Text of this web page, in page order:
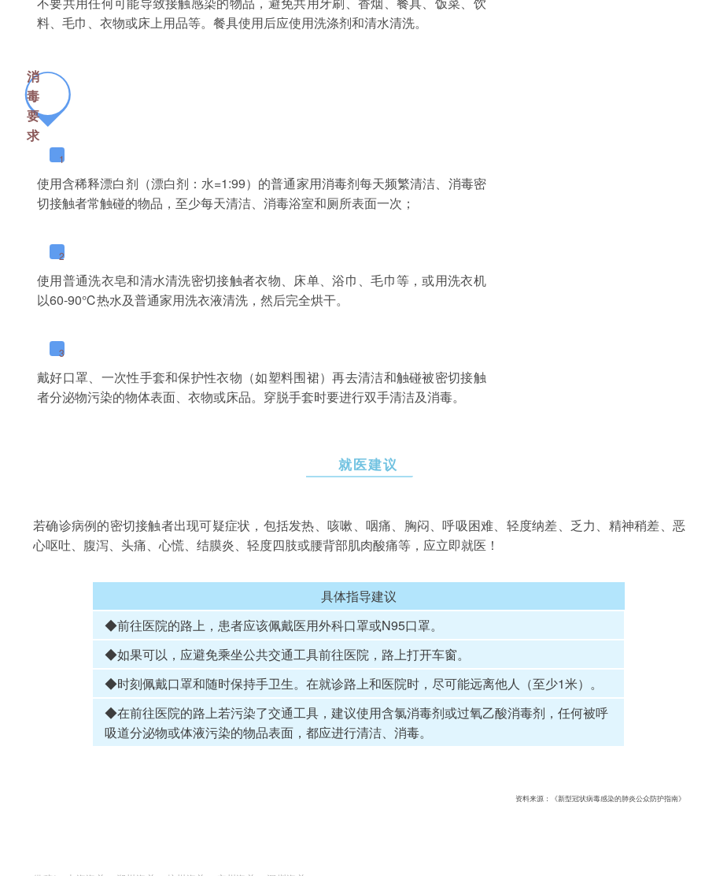
料、毛巾、衣物或床上用品等。餐具使用后应使用洗涤剂和清水清洗。
消
毒
要
求
1
使用含稀释漂白剂（漂白剂：水=1:99）的普通家用消毒剂每天频繁清洁、消毒密
切接触者常触碰的物品，至少每天清洁、消毒浴室和厕所表面一次；
2
使用普通洗衣皂和清水清洗密切接触者衣物、床单、浴巾、毛巾等，或用洗衣机
以60-90℃热水及普通家用洗衣液清洗，然后完全烘干。
3
戴好口罩、一次性手套和保护性衣物（如塑料围裙）再去清洁和触碰被密切接触
者分泌物污染的物体表面、衣物或床品。穿脱手套时要进行双手清洁及消毒。
就医建议
若确诊病例的密切接触者出现可疑症状，包括发热、咳嗽、咽痛、胸闷、呼吸困难、轻度纳差、乏力、精神稍差、恶
心呕吐、腹泻、头痛、心慌、结膜炎、轻度四肢或腰背部肌肉酸痛等，应立即就医！
具体指导建议
◆前往医院的路上，患者应该佩戴医用外科口罩或N95口罩。
◆如果可以，应避免乘坐公共交通工具前往医院，路上打开车窗。
◆时刻佩戴口罩和随时保持手卫生。在就诊路上和医院时，尽可能远离他人（至少1米）。
◆在前往医院的路上若污染了交通工具，建议使用含氯消毒剂或过氧乙酸消毒剂，任何被呼
吸道分泌物或体液污染的物品表面，都应进行清洁、消毒。
资料来源：《新型冠状病毒感染的肺炎公众防护指南》